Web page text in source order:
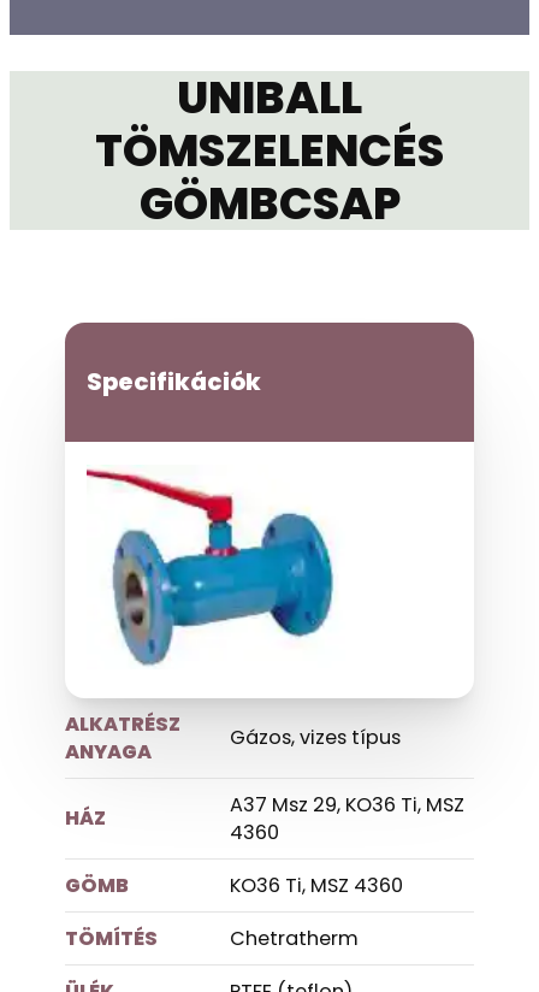
UNIBALL
TÖMSZELENCÉS
GÖMBCSAP
Specifikációk
ALKATRÉSZ
ANYAGA
Gázos, vizes típus
HÁZ
A37 Msz 29, KO36 Ti, MSZ
4360
GÖMB
KO36 Ti, MSZ 4360
TÖMÍTÉS
Chetratherm